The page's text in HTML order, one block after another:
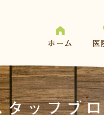
ホーム 医
タッフブ